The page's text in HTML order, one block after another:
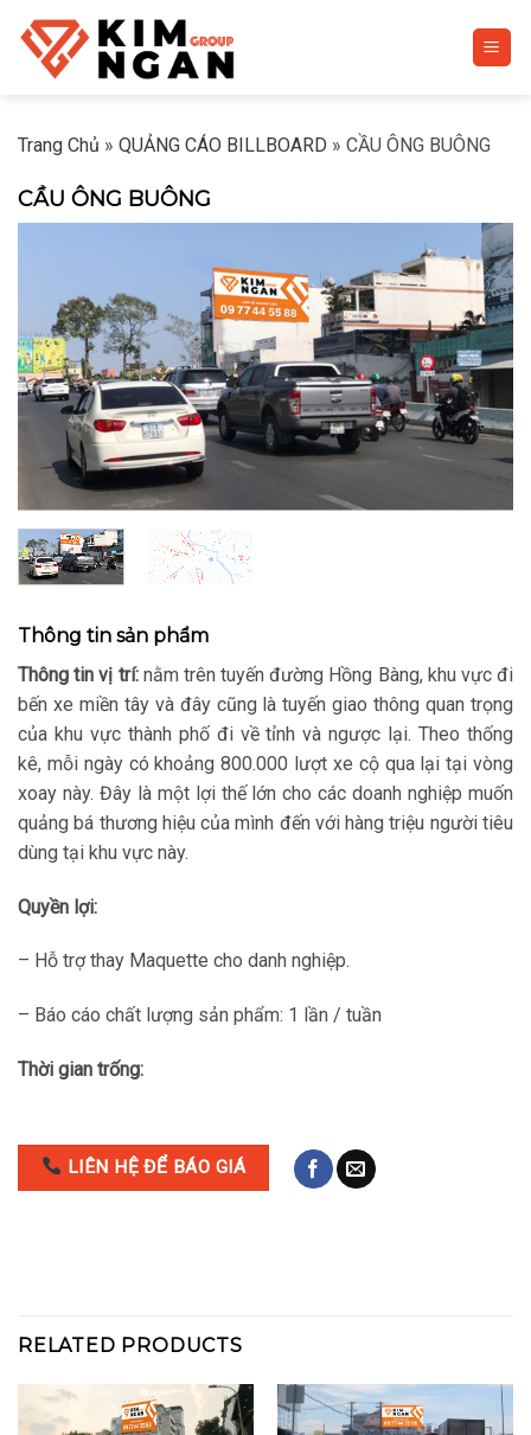
Skip
content
Trang Chủ » QUẢNG CÁO BILLBOARD » CẦU ÔNG BUÔNG
CẦU ÔNG BUÔNG
Thông tin sản phẩm
Thông tin vị trí: nằm trên tuyến đường Hồng Bàng, khu vực đi
bến xe miền tây và đây cũng là tuyến giao thông quan trọng
của khu vực thành phố đi về tỉnh và ngược lại. Theo thống
kê, mỗi ngày có khoảng 800.000 lượt xe cộ qua lại tại vòng
xoay này. Đây là một lợi thế lớn cho các doanh nghiệp muốn
quảng bá thương hiệu của mình đến với hàng triệu người tiêu
dùng tại khu vực này.
Quyền lợi:
– Hỗ trợ thay Maquette cho danh nghiệp.
– Báo cáo chất lượng sản phẩm: 1 lần / tuần
Thời gian trống:
LIÊN HỆ ĐỂ BÁO GIÁ
RELATED PRODUCTS